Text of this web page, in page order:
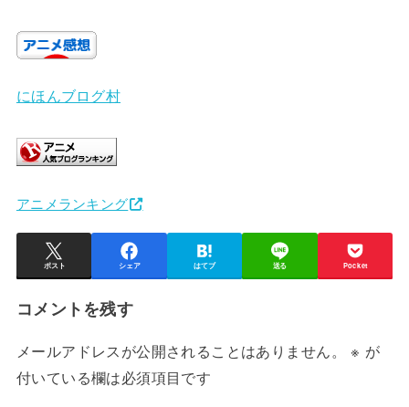
にほんブログ村
アニメランキング
ポスト シェア はてブ 送る Pocket
コメントを残す
メールアドレスが公開されることはありません。 ※ が
付いている欄は必須項目です